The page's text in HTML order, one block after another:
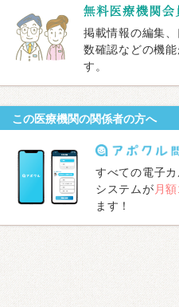
掲載情報の編集
数確認などの機
す。
この医療機関の関係者の方へ
すべての電子
システムが 月
ます！